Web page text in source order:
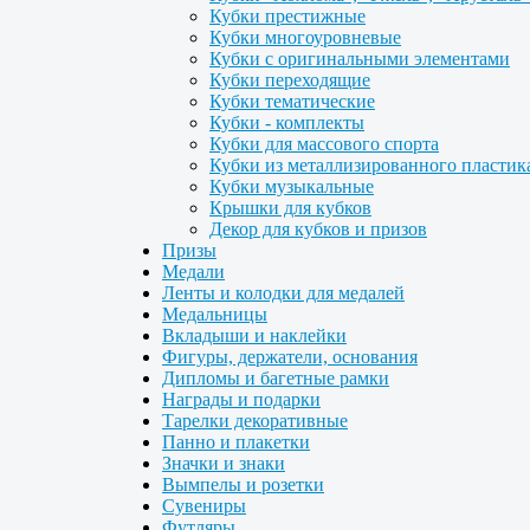
Кубки престижные
Кубки многоуровневые
Кубки с оригинальными элементами
Кубки переходящие
Кубки тематические
Кубки - комплекты
Кубки для массового спорта
Кубки из металлизированного
Кубки музыкальные
Крышки для кубков
Декор для кубков и призов
Призы
Медали
Ленты и колодки для медалей
Медальницы
Вкладыши и наклейки
Фигуры, держатели, основания
Дипломы и багетные рамки
Награды и подарки
Тарелки декоративные
Панно и плакетки
Значки и знаки
Вымпелы и розетки
Сувениры